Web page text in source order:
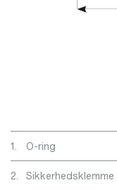
1. O-ring
2. Sikkerhedsklemme